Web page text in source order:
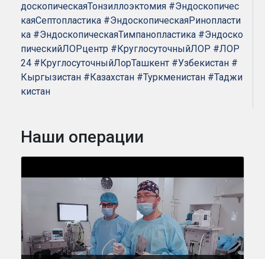
доскопическаяТонзиллоэктомия #Эндоскопичес
каяСептопластика #ЭндоскопическаяРинопласти
ка #ЭндоскопическаяТимпанопластика #Эндоско
пическийЛОРцентр #КруглосуточныйЛОР #ЛОР
24 #КруглосуточныйЛорТашкент #Узбекистан #
Кыргызистан #Казахстан #Туркменистан #Таджи
кистан
Наши операции
Напишите в наш общий чат
Специалистов
Наши врачи с радостью проконсультируют Вас!